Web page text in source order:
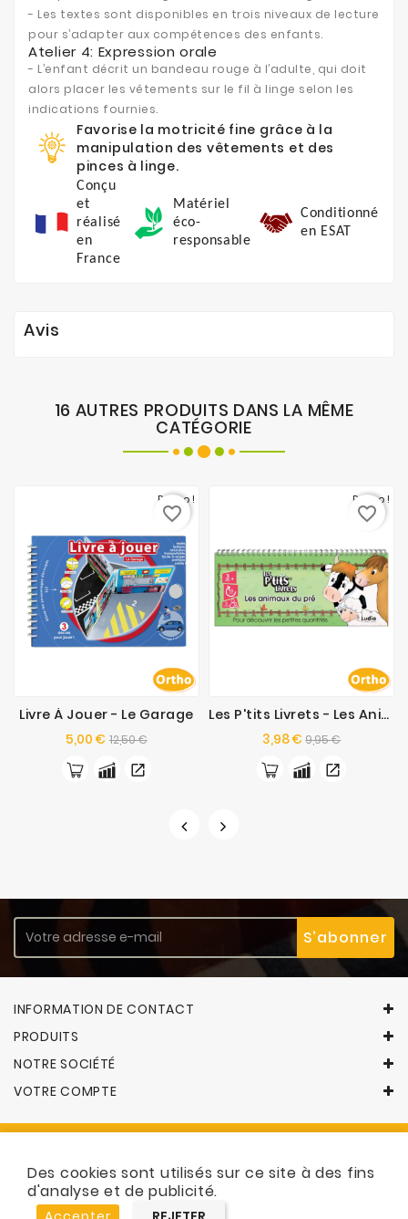
Des cookies sont utilisés sur ce site à des fins
d'analyse et de publicité.
- Les textes sont disponibles en trois niveaux de lecture
pour s’adapter aux compétences des enfants.
Atelier 4: Expression orale
- L’enfant décrit un bandeau rouge à l’adulte, qui doit
alors placer les vêtements sur le fil à linge selon les
indications fournies.
Favorise la motricité fine grâce à la
manipulation des vêtements et des
pinces à linge.
Conçu
et
réalisé
en
France
Matériel
éco-
responsable
Conditionné
en ESAT
Avis
16 AUTRES PRODUITS DANS LA MÊME
CATÉGORIE
Promo !
Livre À Jouer - Le Garage
5,00 € Prix
base
12,50 €Prix
favorite_border
Promo !
Les P'tits Livrets - Les Animaux Du Pré
3,98 €Prix
base
9,95 €Prix
favorite_border
INFORMATION DE CONTACT
PRODUITS
NOTRE SOCIÉTÉ
VOTRE COMPTE
© 2026 - Logiciel e-commerce par PrestaShop™